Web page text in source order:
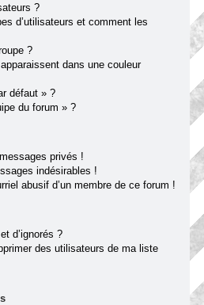
?
d’utilisateurs et comment les
?
dans une couleur
défaut » ?
du forum » ?
privés !
indésirables !
abusif d’un membre de ce forum !
d’ignorés ?
des utilisateurs de ma liste